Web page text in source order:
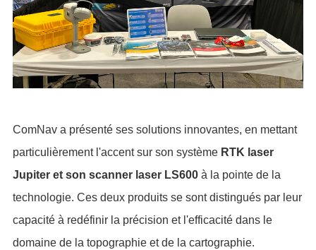
ComNav a présenté ses solutions innovantes, en mettant
particulièrement l'accent sur son système RTK laser
Jupiter et son scanner laser LS600à la pointe de la
technologie. Ces deux produits se sont distingués par leur
capacité à redéfinir la précision et l'efficacité dans le
domaine de la topographie et de la cartographie.